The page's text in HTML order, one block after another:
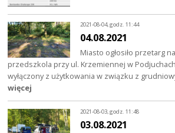
2021-08-04, godz. 11:44
04.08.2021
Miasto ogłosiło przetarg
przedszkola przy ul. Krzemiennej w
wyłączony z użytkowania w związku z
więcej
2021-08-03, godz. 11:48
03.08.2021